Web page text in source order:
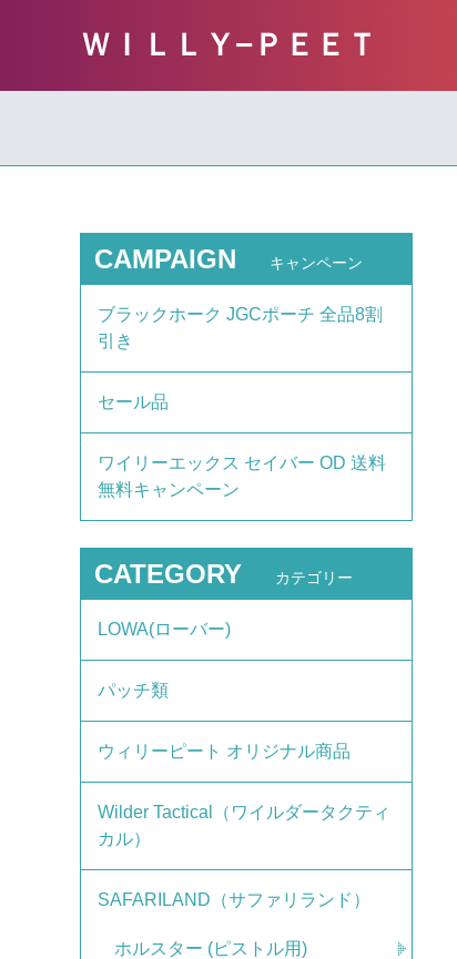
ＷＩＬＬＹ−ＰＥＥＴ
CAMPAIGN キャンペーン
ブラックホーク JGCポーチ 全品8割
引き
セール品
ワイリーエックス セイバー OD 送料
無料キャンペーン
CATEGORY カテゴリー
LOWA(ローバー)
パッチ類
ウィリーピート オリジナル商品
Wilder Tactical（ワイルダータクティ
カル）
SAFARILAND（サファリランド）
ホルスター (ピストル用)